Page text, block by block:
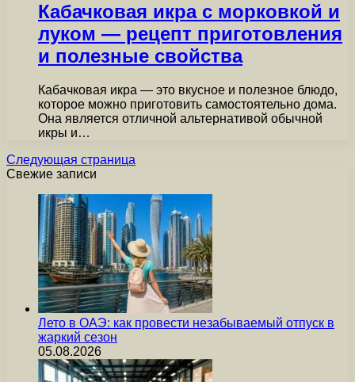
Кабачковая икра с морковкой и
луком — рецепт приготовления
и полезные свойства
Кабачковая икра — это вкусное и полезное блюдо,
которое можно приготовить самостоятельно дома.
Она является отличной альтернативой обычной
икры и…
Следующая страница
Свежие записи
Лето в ОАЭ: как провести незабываемый отпуск в
жаркий сезон
05.08.2026